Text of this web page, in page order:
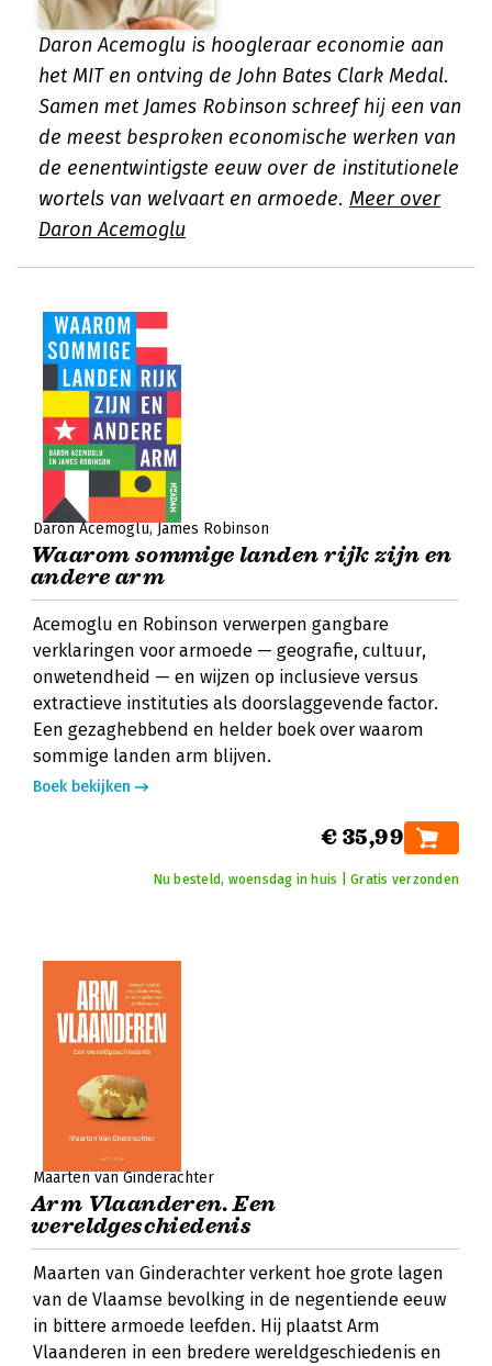
Daron Acemoglu is hoogleraar economie aan
het MIT en ontving de John Bates Clark Medal.
Samen met James Robinson schreef hij een van
de meest besproken economische werken van
de eenentwintigste eeuw over de institutionele
wortels van welvaart en armoede. Meer over
Daron Acemoglu
Daron Acemoglu James Robinson
Waarom sommige landen rijk zijn en
andere arm
Acemoglu en Robinson verwerpen gangbare
verklaringen voor armoede — geografie, cultuur,
onwetendheid — en wijzen op inclusieve versus
extractieve instituties als doorslaggevende factor.
Een gezaghebbend en helder boek over waarom
sommige landen arm blijven.
Boek bekijken
€ 35,99
Nu besteld, woensdag in huis | Gratis verzonden
Maarten van Ginderachter
Arm Vlaanderen. Een
wereldgeschiedenis
Maarten van Ginderachter verkent hoe grote lagen
van de Vlaamse bevolking in de negentiende eeuw
in bittere armoede leefden. Hij plaatst Arm
Vlaanderen in een bredere wereldgeschiedenis en